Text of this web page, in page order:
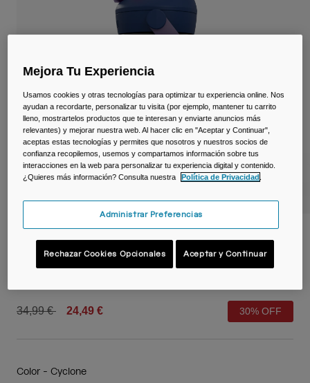
Tazas y Vasos
Bolsas Hidratación
Accessorios
Botella infantil Thrive™ Flip Straw de
350ml, acero inoxidable con aislamiento
Price reduced from
34,99 €to 24,49 € 30% OFF
Color - Cyclone
Mejora Tu Experiencia
Usamos cookies y otras tecnologías para optimizar tu experiencia online. Nos
ayudan a recordarte, personalizar tu visita (por ejemplo, mantener tu carrito
lleno, mostrartelos productos que te interesan y enviarte anuncios más
relevantes) y mejorar nuestra web. Al hacer clic en "Aceptar y Continuar",
aceptas estas tecnologías y permites que nosotros y nuestros socios de
confianza recopilemos, usemos y compartamos información sobre tus
interacciones en la web para personalizar tu experiencia digital y contenido.
¿Quieres más información? Consulta nuestra
Política de Privacidad
Administrar Preferencias
Rechazar Cookies Opcionales Aceptar y Continuar